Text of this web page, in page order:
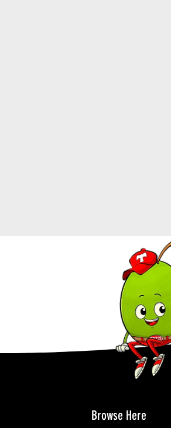
Browse Here